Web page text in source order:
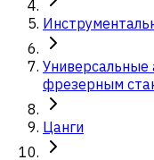
фрезерным
Цанги